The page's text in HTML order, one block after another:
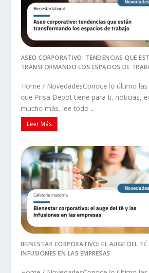
ASEO CORPORATIVO: TENDENCIAS QUE
TRANSFORMANDO LOS ESPACIOS DE
Home / NovedadesConoce lo último
que Prisa Depot tiene para ti, noticias,
mucho más, lee todo ...
Leer Más
BIENESTAR CORPORATIVO: EL AUGE DEL TÉ
INFUSIONES EN LAS EMPRESAS